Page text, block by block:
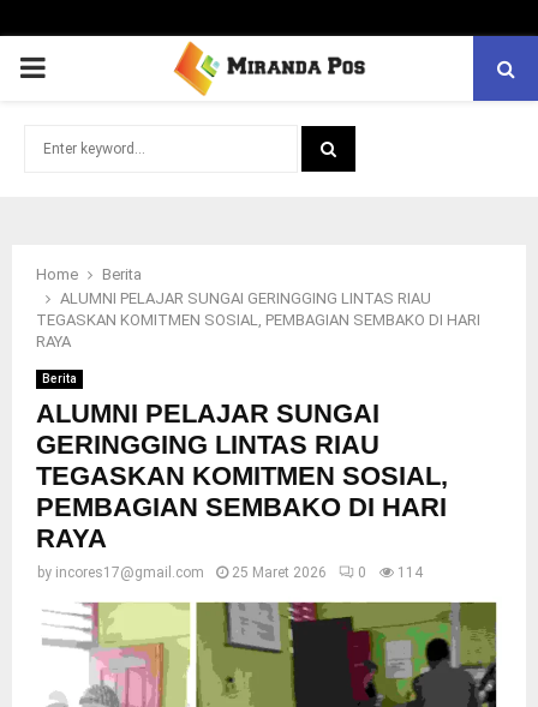
PRIMARY
Home
Berita
ALUMNI PELAJAR SUNGAI GERINGGING LINTAS RIAU
TEGASKAN KOMITMEN SOSIAL, PEMBAGIAN SEMBAKO DI HARI
RAYA
Berita
ALUMNI PELAJAR SUNGAI
GERINGGING LINTAS RIAU
TEGASKAN KOMITMEN SOSIAL,
PEMBAGIAN SEMBAKO DI HARI
RAYA
by incores17@gmail.com 25 Maret 2026 0 114